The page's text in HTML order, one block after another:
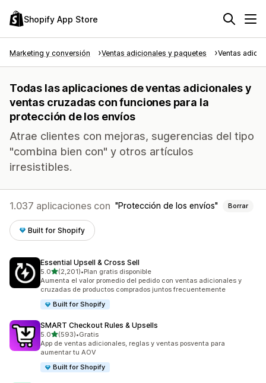
Shopify App Store
Marketing y conversión Ventas adicionales y paquetes Ventas
Todas las aplicaciones de ventas adicionales y
ventas cruzadas con funciones para la
protección de los envíos
Atrae clientes con mejoras, sugerencias del tipo
"combina bien con" y otros artículos
irresistibles.
1.037 aplicaciones con Protección de los envíos Borrar
Built for Shopify
Essential Upsell & Cross Sell
5.0de 5 estrellas
(2,201)
2201 reseñas en total
•Plan gratis disponible
Aumenta el valor promedio del pedido con ventas adicionales y
cruzadas de productos comprados juntos frecuentemente
Built for Shopify
SMART Checkout Rules & Upsells
5.0de 5 estrellas
(593)
593 reseñas en total
•Gratis
App de ventas adicionales, reglas y ventas posventa para
aumentar tu AOV
Built for Shopify